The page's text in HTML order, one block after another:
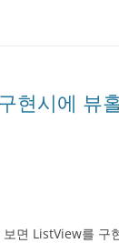
현시에 뷰
면 ListView를 구